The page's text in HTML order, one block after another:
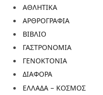
ΑΘΛΗΤΙΚΑ
ΑΡΘΡΟΓΡΑΦΙΑ
ΒΙΒΛΙΟ
ΓΑΣΤΡΟΝΟΜΙΑ
ΓΕΝΟΚΤΟΝΙΑ
ΔΙΑΦΟΡΑ
ΕΛΛΑΔΑ – ΚΟΣΜΟΣ